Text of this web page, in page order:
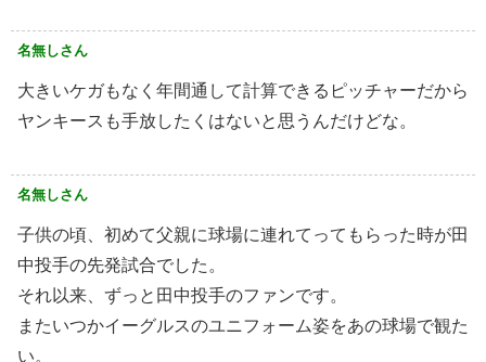
名無しさん
大きいケガもなく年間通して計算できるピッチャーだから
ヤンキースも手放したくはないと思うんだけどな。
名無しさん
子供の頃、初めて父親に球場に連れてってもらった時が田
中投手の先発試合でした。
それ以来、ずっと田中投手のファンです。
またいつかイーグルスのユニフォーム姿をあの球場で観た
い。